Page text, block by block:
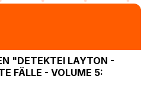
"DETEKTEI LAYTON -
FÄLLE - VOLUME 5: